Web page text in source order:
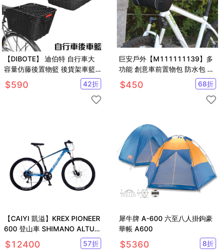
【DIBOTE】 迪伯特 自行車大
容量仿藤後置物籃 後貨架車籃
菜籃
$590 42折
巨安戶外【M111111139】多
功能 創意車前置物包 防水包 收
納包
$450 68折
【CAIYI 凱溢】KREX PIONEER
600 登山車 SHIMANO ALTUS
27速 自行車 腳踏車
$12400 57折
犀牛牌 A-600 六至八人掛鉤豪
華帳 A600
$5360 8折